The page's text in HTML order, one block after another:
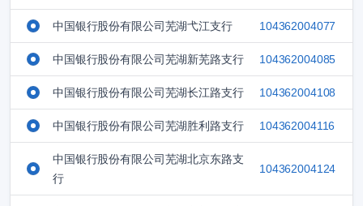
中国银行股份有限公司芜湖弋江支行 104362004077
中国银行股份有限公司芜湖新芜路支行 104362004085
中国银行股份有限公司芜湖长江路支行 104362004108
中国银行股份有限公司芜湖胜利路支行 104362004116
中国银行股份有限公司芜湖北京东路支
行
104362004124